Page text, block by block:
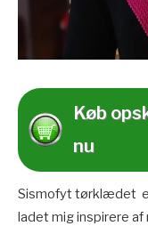
Køb
nu
Sismofyt tørklædet
ladet mig inspirere af